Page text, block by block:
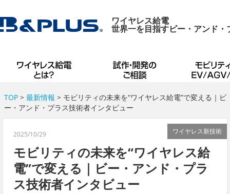
ワイヤレス給電
世界一を目指すビー・アンド・
TOP> 最新情報 > モビリティの未来を“ワイヤレス給電”で変える｜ビ
ー・アンド・プラス技術者インタビュー
ワイヤレス新技術
2025/10/29
モビリティの未来を“ワイヤレス給
電”で変える｜ビー・アンド・プラ
ス技術者インタビュー